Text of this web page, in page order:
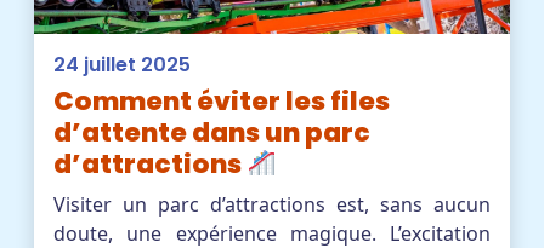
24 juillet 2025
Comment éviter les files
d’attente dans un parc
d’attractions
Visiter un parc d’attractions est, sans aucun
doute, une expérience magique. L’excitation